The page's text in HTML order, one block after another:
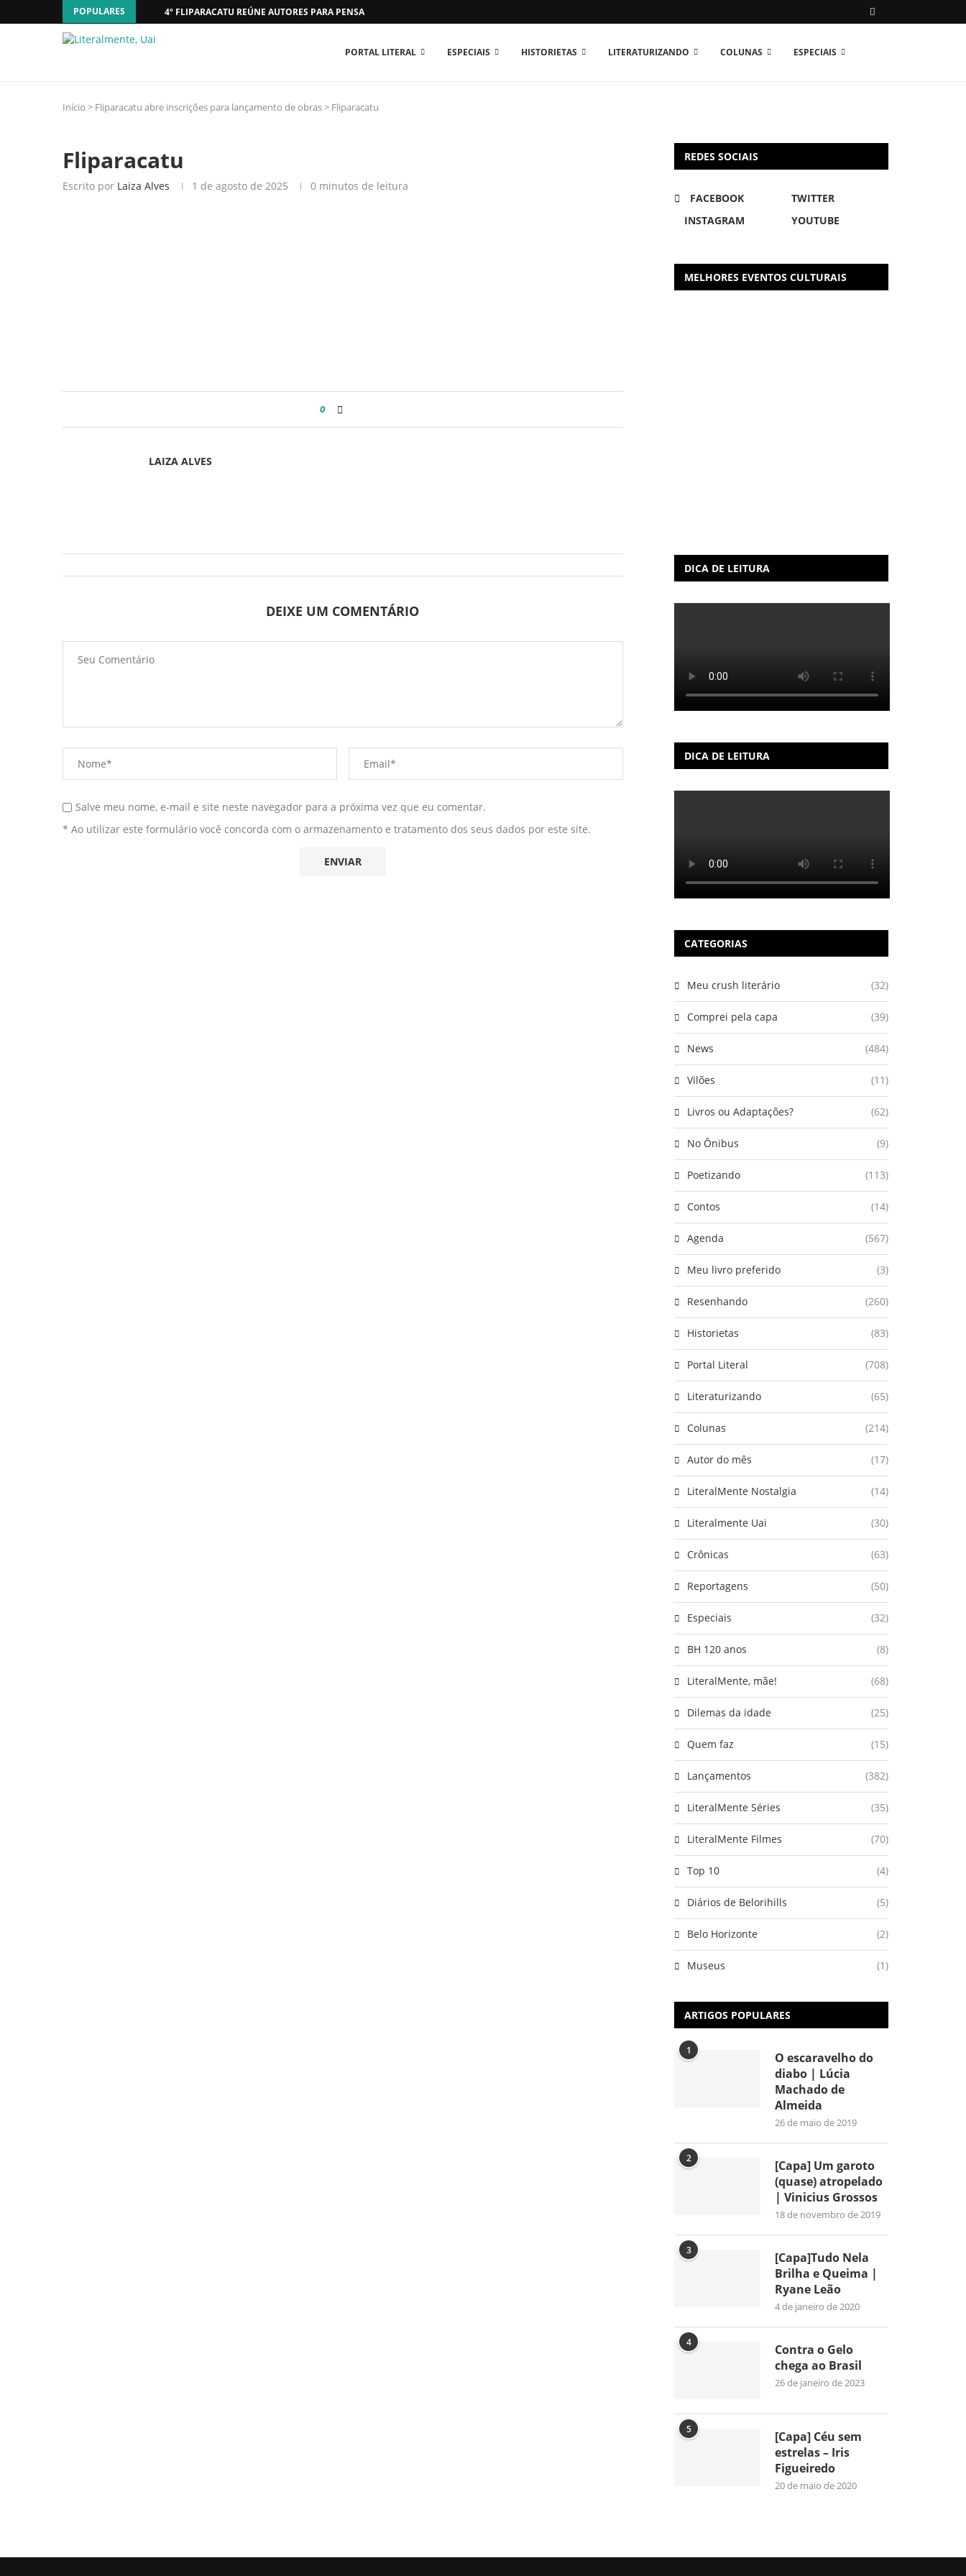
POPULARES 4º FLIPARACATU REÚNE AUTORES PARA PENSAR O MUNDO...
PORTAL LITERAL ESPECIAIS HISTORIETAS LITERATURIZANDO COLUNAS ESPECIAIS
Início > Fliparacatu abre inscrições para lançamento de obras> Fliparacatu
Fliparacatu
Escrito por Laiza Alves 1 de agosto de 2025 0 minutos de leitura
0
LAIZA ALVES
DEIXE UM COMENTÁRIO
Salve meu nome, e-mail e site neste navegador para a próxima vez que eu comentar.
* Ao utilizar este formulário você concorda com o armazenamento e tratamento dos seus dados por este site.
REDES SOCIAIS
FACEBOOK
TWITTER
INSTAGRAM
YOUTUBE
MELHORES EVENTOS CULTURAIS
DICA DE LEITURA
DICA DE LEITURA
CATEGORIAS
Meu crush literário (32)
Comprei pela capa (39)
News (484)
Vilões (11)
Livros ou Adaptações? (62)
No Ônibus (9)
Poetizando (113)
Contos (14)
Agenda (567)
Meu livro preferido (3)
Resenhando (260)
Historietas (83)
Portal Literal (708)
Literaturizando (65)
Colunas (214)
Autor do mês (17)
LiteralMente Nostalgia (14)
Literalmente Uai (30)
Crônicas (63)
Reportagens (50)
Especiais (32)
BH 120 anos (8)
LiteralMente, mãe! (68)
Dilemas da idade (25)
Quem faz (15)
Lançamentos (382)
LiteralMente Séries (35)
LiteralMente Filmes (70)
Top 10 (4)
Diários de Belorihills (5)
Belo Horizonte (2)
Museus (1)
ARTIGOS POPULARES
1
O escaravelho do
diabo | Lúcia
Machado de
Almeida
26 de maio de 2019
2
[Capa] Um garoto
(quase) atropelado
| Vinicius Grossos
18 de novembro de 2019
3
[Capa]Tudo Nela
Brilha e Queima |
Ryane Leão
4 de janeiro de 2020
4
Contra o Gelo
chega ao Brasil
26 de janeiro de 2023
5
[Capa] Céu sem
estrelas – Iris
Figueiredo
20 de maio de 2020